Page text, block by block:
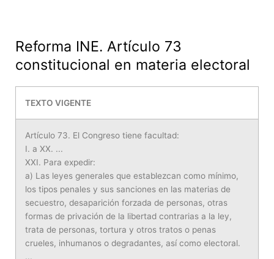
Reforma INE. Artículo 73
constitucional en materia electoral
TEXTO VIGENTE
Artículo 73. El Congreso tiene facultad:
I. a XX. ...
XXI. Para expedir:
a) Las leyes generales que establezcan como mínimo,
los tipos penales y sus sanciones en las materias de
secuestro, desaparición forzada de personas, otras
formas de privación de la libertad contrarias a la ley,
trata de personas, tortura y otros tratos o penas
crueles, inhumanos o degradantes, así como electoral.
...